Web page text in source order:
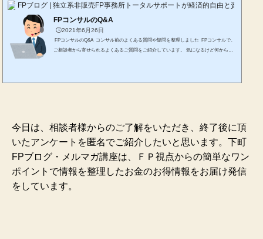
FPブログ | 独立系非販売FP事務所トータルサポートが経済的自由と資産形成
FPコンサルのQ&A
🕒️2021年6月26日
FPコンサルのQ&A コンサル前のよくある質問や疑問を整理しました FPコンサルで、
ご相談者から寄せられるよくあるご質問をご紹介しています。 気になるけど何から相
今日は、相談者様からのご了解をいただき、終了後に頂
いたアンケートを匿名でご紹介したいと思います。下町
FPブログ・メルマガ講座は、ＦＰ視点からの簡単なワン
ポイントで情報を整理したお金のお得情報をお届け発信
をしています。